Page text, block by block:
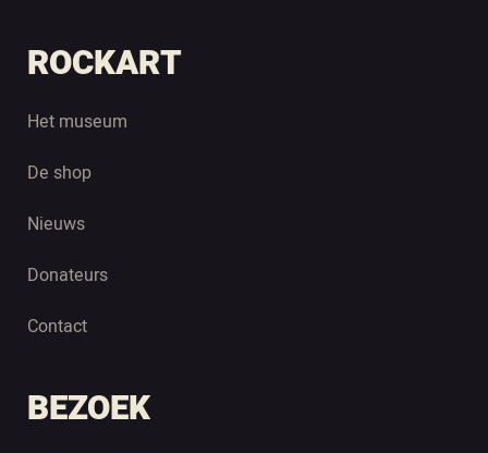
ROCKART
Het museum
De shop
Nieuws
Donateurs
Contact
BEZOEK